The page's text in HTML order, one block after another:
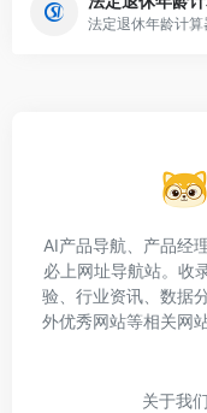
法定退休年龄计算
AI产品导航、产品经
必上网址导航站。收
验、行业资讯、数据
外优秀网站等相关网
关于我们